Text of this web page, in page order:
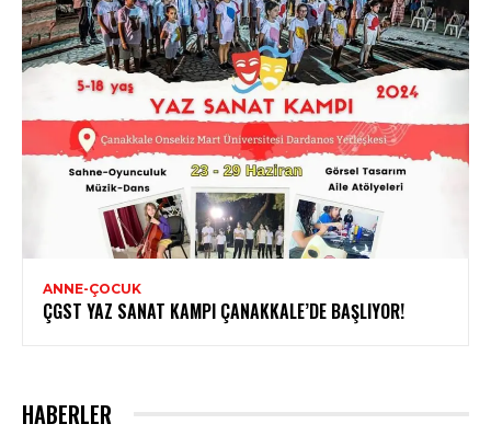
ANNE-ÇOCUK
ÇGST YAZ SANAT KAMPI ÇANAKKALE’DE BAŞLIYOR!
HABERLER